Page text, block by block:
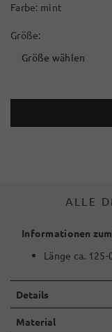
Farbe: mint
Größe:
Größe wählen
ALLE
Informationen
Länge ca. 125-
Details
Material